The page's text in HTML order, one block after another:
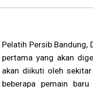
12
-
>
Pelatih Persib
pertama yang akan
akan diikuti oleh
beberapa pemain